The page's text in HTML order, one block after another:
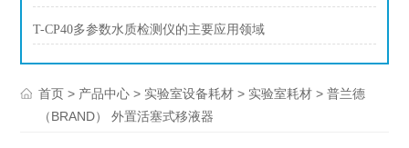
T-CP40多参数水质检测仪的主要应用领域
首页 > 产品中心 > 实验室设备耗材 > 实验室耗材 > 普兰德
（BRAND） 外置活塞式移液器